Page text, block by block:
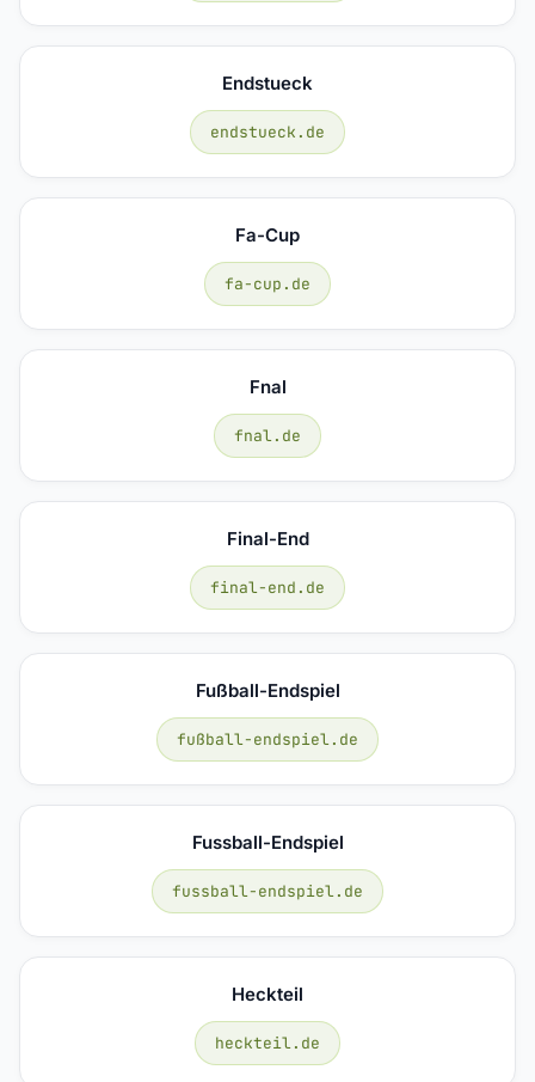
Endstueck
endstueck.de
Fa-Cup
fa-cup.de
Fnal
fnal.de
Final-End
final-end.de
Fußball-Endspiel
fußball-endspiel.de
Fussball-Endspiel
fussball-endspiel.de
Heckteil
heckteil.de